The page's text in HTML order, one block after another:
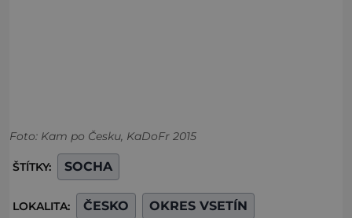
Foto: Kam po Česku, KaDoFr 2015
ŠTÍTKY: SOCHA
LOKALITA: ČESKO OKRES VSETÍN